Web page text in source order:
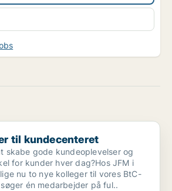
til kundecenteret
skabe gode kundeoplevelser og
for kunder hver dag?Hos JFM i
nu to nye kolleger til vores BtC-
én medarbejder på ful..